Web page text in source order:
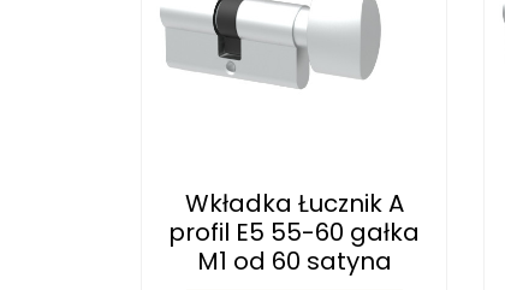
Wkładka Łucznik A
profil E5 55-60 gałka
M1 od 60 satyna